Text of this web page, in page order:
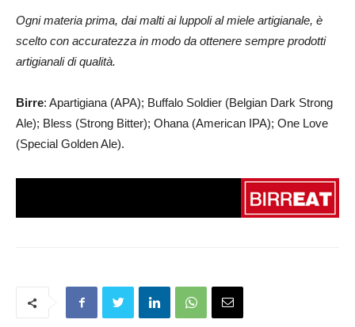
Ogni materia prima, dai malti ai luppoli al miele artigianale, è
scelto con accuratezza in modo da ottenere sempre prodotti
artigianali di qualità.
Birre: Apartigiana (APA); Buffalo Soldier (Belgian Dark Strong
Ale); Bless (Strong Bitter); Ohana (American IPA); One Love
(Special Golden Ale).